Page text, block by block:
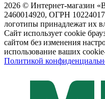
2026 © Интернет-
2460014920, ОГРН
логотипы принадлежат их
Сайт использует cookie
сайтом без изменения
использование ваших
Политикой